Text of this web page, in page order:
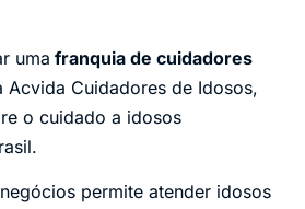
uma franquia de cuidadores
Acvida Cuidadores de Idosos,
o cuidado a idosos
permite atender idosos